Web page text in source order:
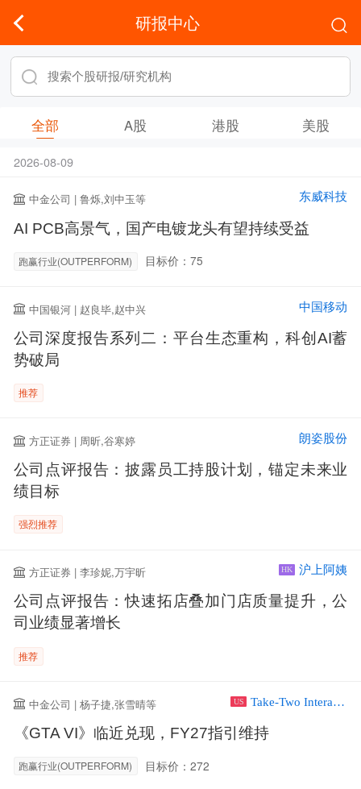
研报中心
全部 A股 港股 美股
2026-08-09
中金公司 | 鲁烁,刘中玉等 东威科技
AI PCB高景气，国产电镀龙头有望持续受益
跑赢行业(OUTPERFORM) 目标价：75
中国银河 | 赵良毕,赵中兴 中国移动
公司深度报告系列二：平台生态重构，科创AI蓄
势破局
推荐
方正证券 | 周昕,谷寒婷 朗姿股份
公司点评报告：披露员工持股计划，锚定未来业
绩目标
强烈推荐
方正证券 | 李珍妮,万宇昕 HK 沪上阿姨
公司点评报告：快速拓店叠加门店质量提升，公
司业绩显著增长
推荐
中金公司 | 杨子捷,张雪晴等 US Take-Two Interactive Software Inc
《GTA VI》临近兑现，FY27指引维持
跑赢行业(OUTPERFORM) 目标价：272